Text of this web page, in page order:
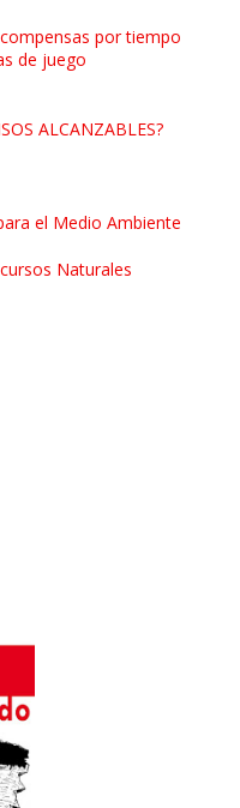
por tiempo
de juego
ALCANZABLES?
el Medio Ambiente
Naturales